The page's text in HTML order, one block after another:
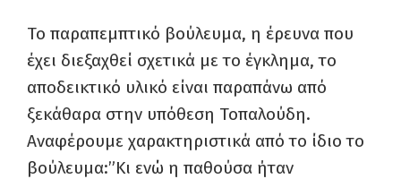
Το παραπεμπτικό βούλευμα, η έρευνα που
έχει διεξαχθεί σχετικά με το έγκλημα, το
αποδεικτικό υλικό είναι παραπάνω από
ξεκάθαρα στην υπόθεση Τοπαλούδη.
Αναφέρουμε χαρακτηριστικά από το ίδιο το
βούλευμα:”Κι ενώ η παθούσα ήταν